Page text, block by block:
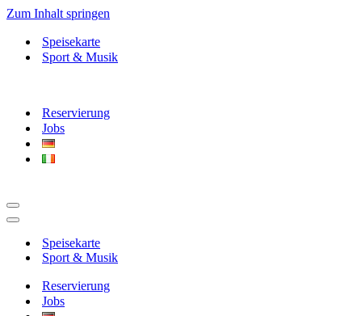
Zum Inhalt springen
Speisekarte
Sport & Musik
Reservierung
Jobs
Navigationsmenü
Navigationsmenü
Speisekarte
Sport & Musik
Reservierung
Jobs